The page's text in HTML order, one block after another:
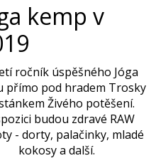
kemp v
ročník úspěšného Jóga
přímo pod hradem Trosky
Živého potěšení.
budou zdravé RAW
- dorty, palačinky, mladé
kokosy a další.